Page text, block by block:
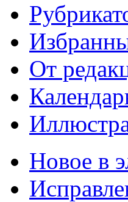
От
Новое в